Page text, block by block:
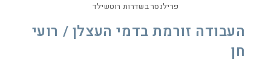
פרילנסר בשדרות רוטשילד
העבודה זורמת בדמי העצלן / רועי
חן